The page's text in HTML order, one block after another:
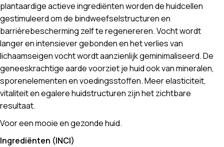
plantaardige actieve ingrediënten worden de huidcellen
gestimuleerd om de bindweefselstructuren en
barrièrebescherming zelf te regenereren. Vocht wordt
langer en intensiever gebonden en het verlies van
lichaamseigen vocht wordt aanzienlijk geminimaliseerd. De
geneeskrachtige aarde voorziet je huid ook van mineralen,
sporenelementen en voedingsstoffen. Meer elasticiteit,
vitaliteit en egalere huidstructuren zijn het zichtbare
resultaat.
Voor een mooie en gezonde huid.
Ingrediënten (INCI)